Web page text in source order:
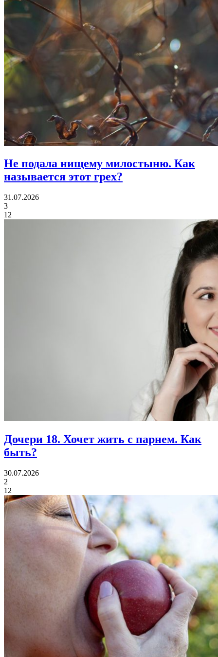
Не подала нищему милостыню. Как
называется этот грех?
31.07.2026
3
12
Дочери 18. Хочет жить с парнем. Как
быть?
30.07.2026
2
12